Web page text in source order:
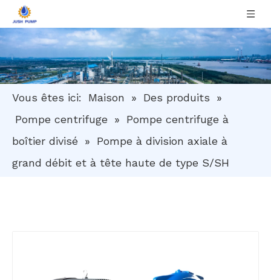
Vous êtes ici: Maison » Des produits
»
Pompe centrifuge
»
Pompe centrifuge à
boîtier divisé
»
Pompe à division axiale à
grand débit et à tête haute de type S/SH